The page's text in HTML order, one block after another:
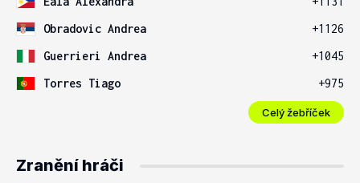
Obradovic Andrea
+1126
Guerrieri Andrea
+1045
Torres Tiago
+975
Celý žebříček
Zranění hráči